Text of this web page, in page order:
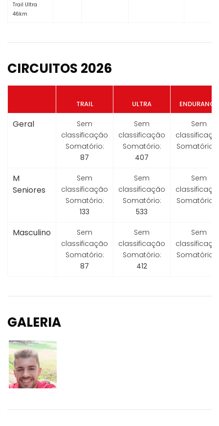
Trail Ultra
46km
CIRCUITOS 2026
TRAIL ULTRA ENDURANCE
Geral
Sem
classificação
Somatório:
87
Sem
classificação
Somatório:
407
Sem
Somatório:
M
Seniores
Sem
classificação
Somatório:
133
Sem
classificação
Somatório:
533
Sem
Somatório:
Masculino
Sem
classificação
Somatório:
87
Sem
classificação
Somatório:
412
Sem
Somatório:
GALERIA